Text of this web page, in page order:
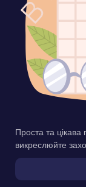
Проста та цікава
викреслюйте